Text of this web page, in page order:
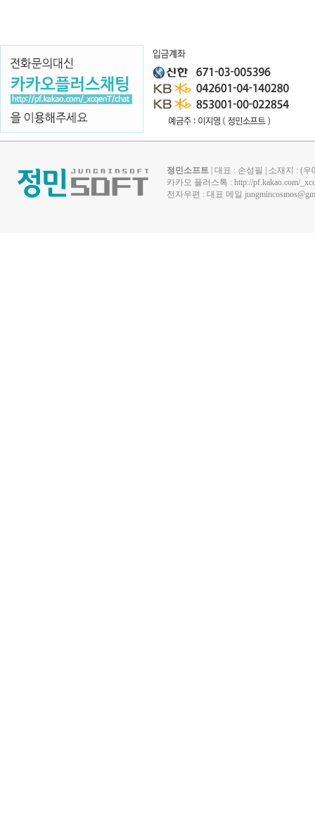
정민소프트 | 대표 : 손성필 | 소재지 : (
카카오 플러스톡 : http://pf.kakao.com/
전자우편 : 대표 메일